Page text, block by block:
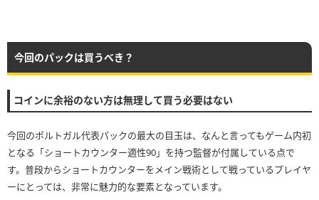
今回のパックは買うべき？
コインに余裕のない方は無理して買う必要はない
今回のポルトガル代表パックの最大の目玉は、なんと言ってもゲーム内初
となる「ショートカウンター適性90」を持つ監督が付属している点で
す。普段からショートカウンターをメイン戦術として戦っているプレイヤ
ーにとっては、非常に魅力的な要素となっています。